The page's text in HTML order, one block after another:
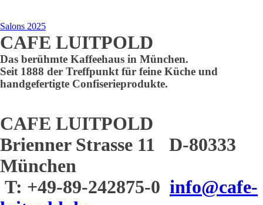
Salons 2025
CAFE LUITPOLD
Das berühmte Kaffeehaus in München.
Seit 1888 der Treffpunkt für feine Küche und
handgefertigte Confiserieprodukte.
CAFE LUITPOLD
Brienner Strasse 11 D-80333
München
T: +49-89-242875-0 info@cafe-